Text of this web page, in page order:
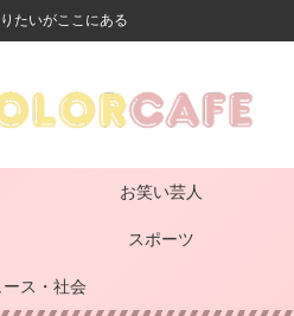
たいがここにある
お笑い芸人
スポーツ
ース・社会